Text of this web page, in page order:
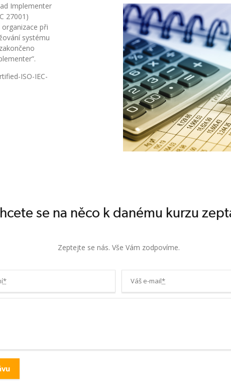
Implementer
27001)
při
systému
ISO-IEC-
se na něco k danému kurzu
Zeptejte se nás. Vše Vám zodpovíme.
* Váš e-mail*